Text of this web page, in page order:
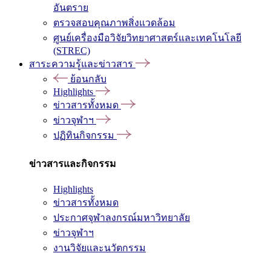
อันตราย
ตรวจสอบคุณภาพสิ่งแวดล้อม
ศูนย์เครื่องมือวิจัยวิทยาศาสตร์และเทคโนโลยี
(STREC)
สาระความรู้และข่าวสาร
ย้อนกลับ
Highlights
ข่าวสารทั้งหมด
ข่าวจุฬาฯ
ปฏิทินกิจกรรม
ข่าวสารและกิจกรรม
Highlights
ข่าวสารทั้งหมด
ประกาศจุฬาลงกรณ์มหาวิทยาลัย
ข่าวจุฬาฯ
งานวิจัยและนวัตกรรม